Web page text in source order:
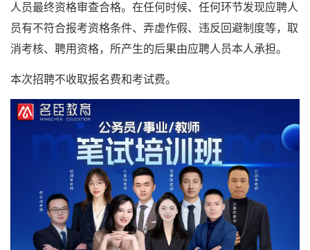
人员最终资格审查合格。在任何时候、任何环节发现应聘人
员有不符合报考资格条件、弄虚作假、违反回避制度等，取
消考核、聘用资格，所产生的后果由应聘人员本人承担。
本次招聘不收取报名费和考试费。